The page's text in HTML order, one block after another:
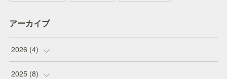
アーカイブ
2026 (4)
(1
2025 (8)